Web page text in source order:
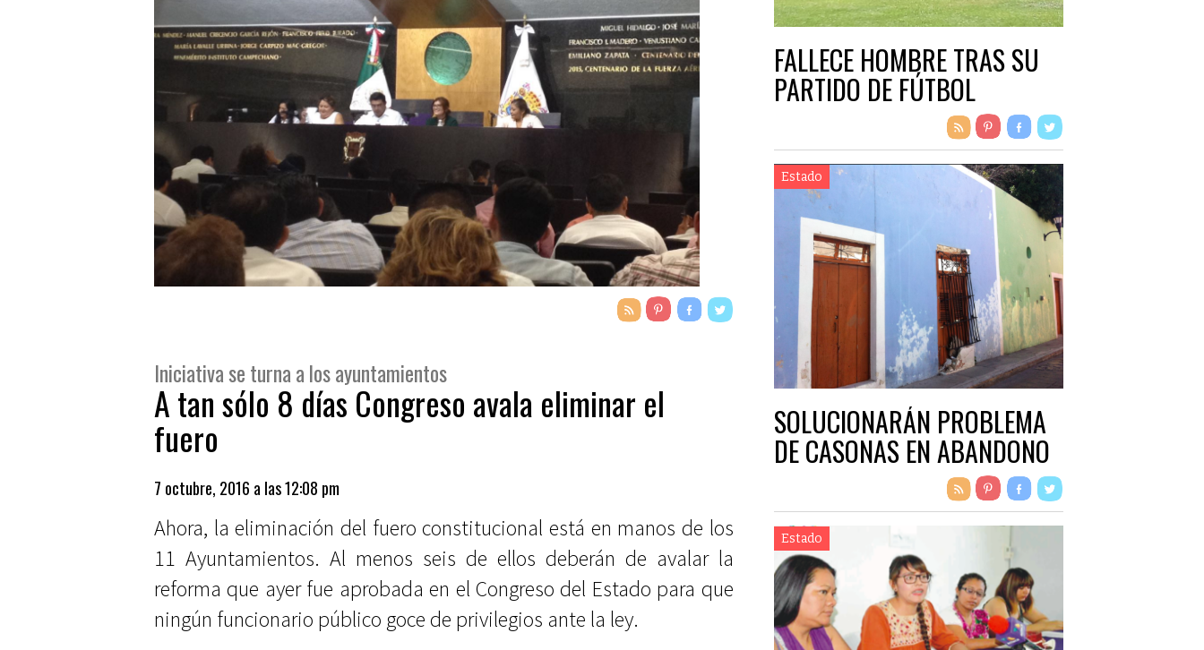
Iniciativa se turna a los ayuntamientos
A tan sólo 8 días Congreso avala eliminar el
fuero
7 octubre, 2016 a las 12:08 pm
Ahora, la eliminación del fuero constitucional está en manos de los
11 Ayuntamientos. Al menos seis de ellos deberán de avalar la
reforma que ayer fue aprobada en el Congreso del Estado para que
ningún funcionario público goce de privilegios ante la ley.
FALLECE HOMBRE TRAS SU
PARTIDO DE FÚTBOL
Estado
SOLUCIONARÁN PROBLEMA
DE CASONAS EN ABANDONO
Estado